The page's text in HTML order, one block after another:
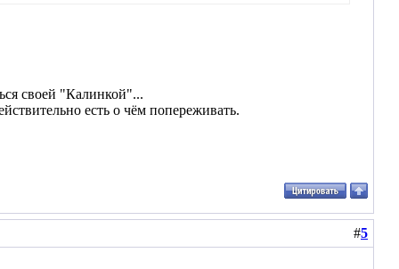
своей "Калинкой"...
есть о чём попереживать.
#5